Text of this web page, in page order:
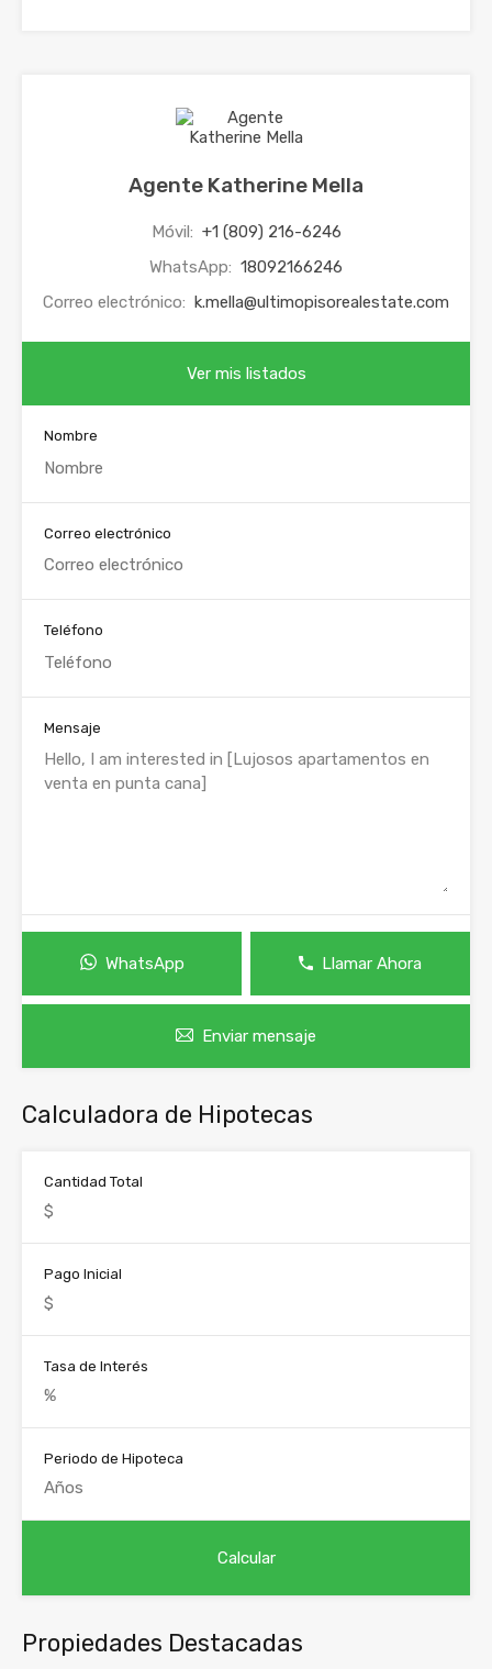
Agente Katherine Mella
Móvil: +1 (809) 216-6246
WhatsApp: 18092166246
Correo electrónico:
k.mella@ultimopisorealestate.com
Ver mis listados
Nombre
Correo electrónico
Teléfono
Mensaje
WhatsApp Llamar Ahora
Enviar mensaje
Calculadora de Hipotecas
Cantidad Total
Pago Inicial
Tasa de Interés
Periodo de Hipoteca
Propiedades Destacadas